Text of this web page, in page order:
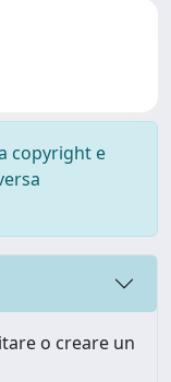
copyright e
o creare un